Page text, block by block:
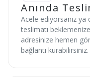
Anında
Acele ediyorsanız
teslimatı
adresinize hemen
bağlantı kurabilirsiniz.